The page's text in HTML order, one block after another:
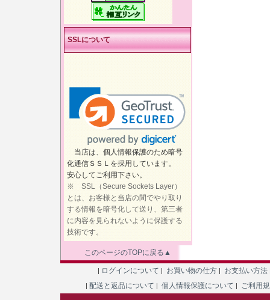
SSLについて
当店は、個人情報保護のため暗号
化通信ＳＳＬを採用しています。
安心してご利用下さい。
※ SSL（Secure Sockets Layer）
とは、お客様と当店の間でやり取り
する情報を暗号化して送り、第三者
に内容を見られないように保護する
技術です。
このページのTOPに戻る▲
| ログインについて | お買い物の仕方 | お支払い方法
| 配送と返品について | 個人情報保護について | ご利用